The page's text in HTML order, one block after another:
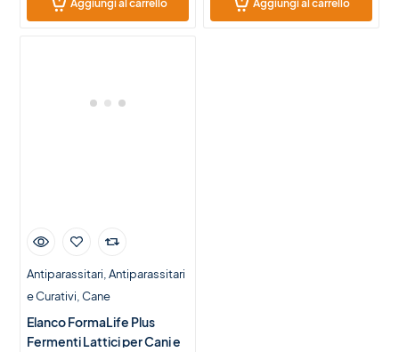
Aggiungi al carrello Aggiungi al carrello
Antiparassitari Antiparassitari
e Curativi Cane
Elanco FormaLife Plus
Fermenti Lattici per Cani e